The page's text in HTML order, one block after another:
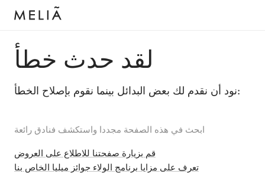
لقد حدث خطأ
نود أن نقدم لك بعض البدائل بينما نقوم بإصلاح الخطأ:
ابحث في هذه الصفحة مجددا واستكشف فنادق رائعة
قم بزيارة صفحتنا للاطلاع على العروض
تعرف على مزايا برنامج الولاء جوائز ميليا الخاص بنا